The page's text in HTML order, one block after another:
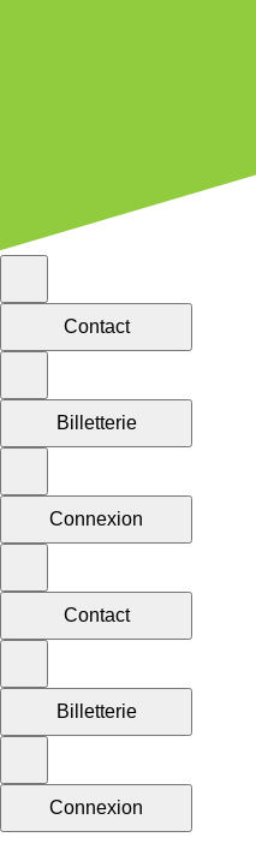
Contact
Billetterie
Connexion
Contact
Billetterie
Connexion